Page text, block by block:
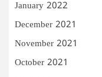
January 2022
December 2021
November 2021
October 2021